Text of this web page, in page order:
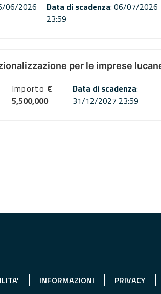
06/2026
Data di scadenza: 06/07/2026
23:59
per le imprese
Importo €
5,500,000
Data di scadenza:
31/12/2027 23:59
INFORMAZIONI PRIVACY